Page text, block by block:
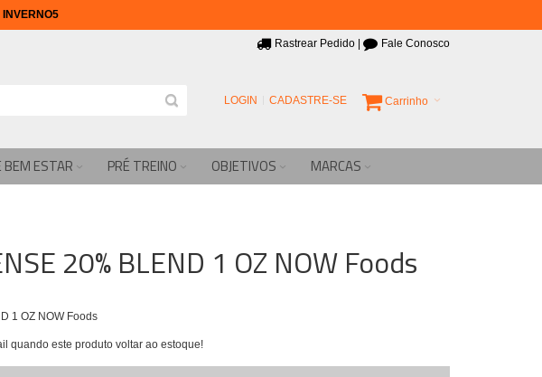
INVERNO5
Rastrear Pedido Fale Conosco
Carrinho
LOGIN CADASTRE-SE
BEM ESTAR PRÉ TREINO OBJETIVOS MARCAS
20% BLEND 1 OZ NOW Foods
1 OZ NOW Foods
quando este produto voltar ao estoque!